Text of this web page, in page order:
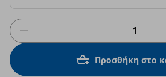
Προσθήκη στο